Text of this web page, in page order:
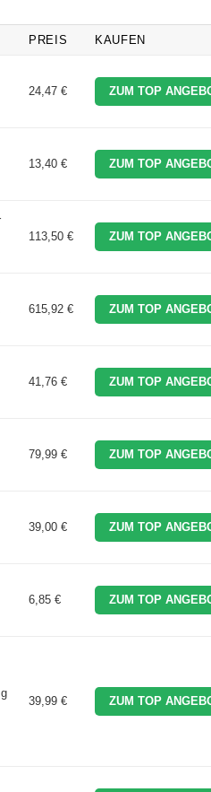
PREIS KAUFEN
24,47 € ZUM TOP
13,40 € ZUM TOP
113,50 € ZUM TOP
615,92 € ZUM TOP
41,76 € ZUM TOP
79,99 € ZUM TOP
39,00 € ZUM TOP
6,85 € ZUM TOP
39,99 € ZUM TOP